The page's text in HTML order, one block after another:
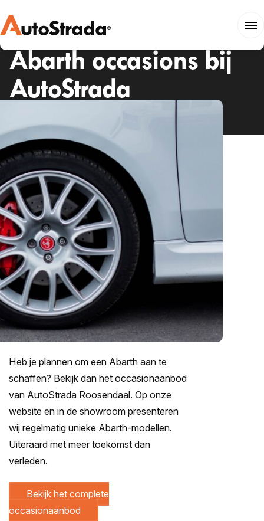
Inruilwaarde
Snelle waardebepaling
1 2 3 4
Autogegevens
Abarth occasions bij
AutoStrada
Roosendaal
Heb je plannen om een Abarth aan te
schaffen? Bekijk dan het occasionaanbod
van AutoStrada Roosendaal. Op onze
website en in de showroom presenteren
wij regelmatig unieke Abarth-modellen.
Uiteraard met meer toekomst dan
verleden.
Bekijk het complete
occasionaanbod